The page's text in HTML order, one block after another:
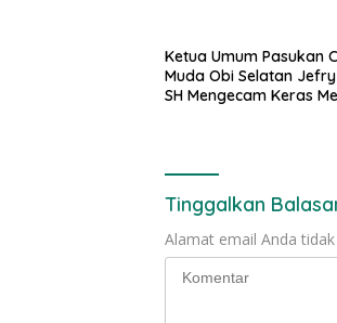
Ketua Umum Pasukan
Muda Obi Selatan
SH Mengecam Keras
Tinggalkan
Alamat email Anda